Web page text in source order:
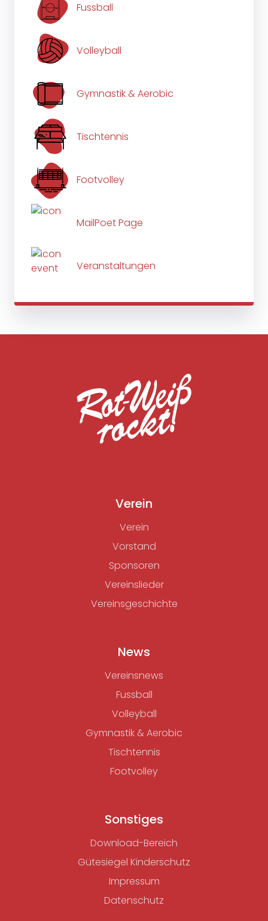
Fussball
Volleyball
Gymnastik & Aerobic
Tischtennis
Footvolley
MailPoet Page
Veranstaltungen
Verein
Verein
Vorstand
Sponsoren
Vereinslieder
Vereinsgeschichte
News
Vereinsnews
Fussball
Volleyball
Gymnastik & Aerobic
Tischtennis
Footvolley
Sonstiges
Download-Bereich
Gütesiegel Kinderschutz
Impressum
Datenschutz